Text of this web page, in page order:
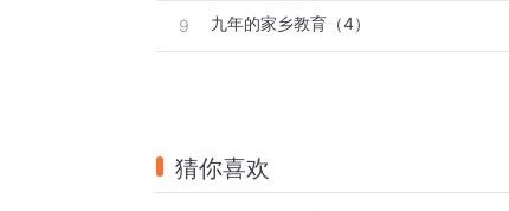
9 九年的家乡教育（4）
猜你喜欢